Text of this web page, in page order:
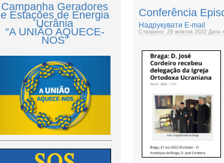
Campanha Geradores
e Estações de Energia
Ucrânia
“A UNIÃO AQUECE-
NOS”
Conferência
Надрукувати E-mail
Створено: 29 жовтня 2022 Дата